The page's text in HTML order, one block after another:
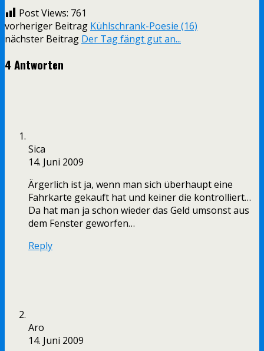
Post Views: 761
vorheriger Beitrag Kühlschrank-Poesie (16)
nächster Beitrag Der Tag fängt gut an...
4 Antworten
Sica
14. Juni 2009
Ärgerlich ist ja, wenn man sich überhaupt eine
Fahrkarte gekauft hat und keiner die kontrolliert…
Da hat man ja schon wieder das Geld umsonst aus
dem Fenster geworfen…
Reply
Aro
14. Juni 2009